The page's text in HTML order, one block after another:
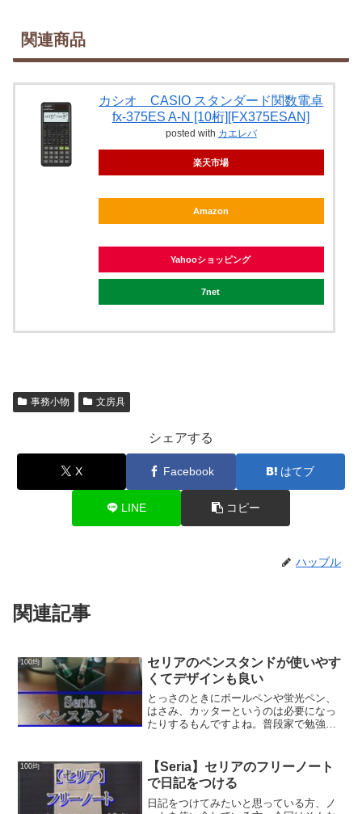
関連商品
カシオ CASIO スタンダード関数電卓
fx-375ES A-N [10桁][FX375ESAN]
posted with カエレバ
楽天市場
Amazon
Yahooショッピング
7net
事務小物 文房具
シェアする
X Facebook はてブ
LINE コピー
ハッブル
関連記事
100均
セリアのペンスタンドが使いやす
くてデザインも良い
とっさのときにボールペンや蛍光ペン、
はさみ、カッターというのは必要になっ
たりするもんですよね。普段家で勉強し
要！となることが多々あります。そうい
うわけで私は日頃からペン...
100均
【Seria】セリアのフリーノート
で日記をつける
日記をつけてみたいと思っている方、ノ